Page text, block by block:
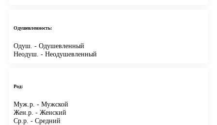
Одушевленность:
Одуш. - Одушевленный
Неодуш. - Неодушевленный
Род:
Муж.р. - Мужской
Жен.р. - Женский
Ср.р. - Средний